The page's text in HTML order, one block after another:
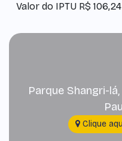
Valor do IPTU R$ 106,24
Parque Shangri-lá,
Clique